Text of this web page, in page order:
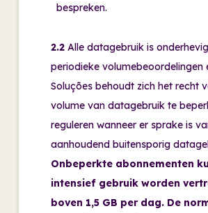
bespreken.
2.2 Alle datagebruik is
periodieke volumebeoordelingen
Soluções behoudt zich het recht
volume van datagebruik te
reguleren wanneer er sprake is
aanhoudend buitensporig
Onbeperkte abonnementen
intensief gebruik worden
boven 1,5 GB per dag. De